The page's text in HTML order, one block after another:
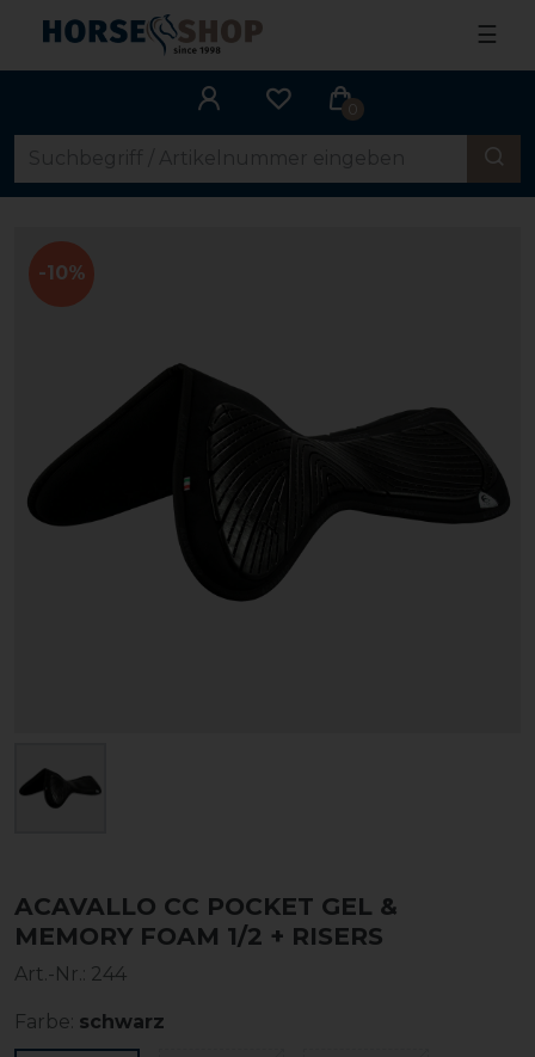
☰
0
-10%
ACAVALLO CC POCKET GEL &
MEMORY FOAM 1/2 + RISERS
Art.-Nr.: 244
Farbe: schwarz